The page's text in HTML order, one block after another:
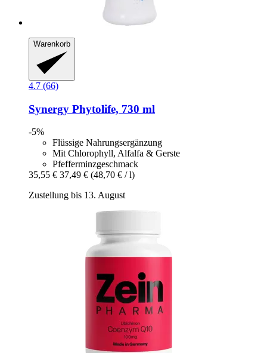
Warenkorb
4.7 (66)
Synergy Phytolife, 730 ml
-5%
Flüssige Nahrungsergänzung
Mit Chlorophyll, Alfalfa & Gerste
Pfefferminzgeschmack
35,55 € 37,49 € (48,70 € / l)
Zustellung bis 13. August